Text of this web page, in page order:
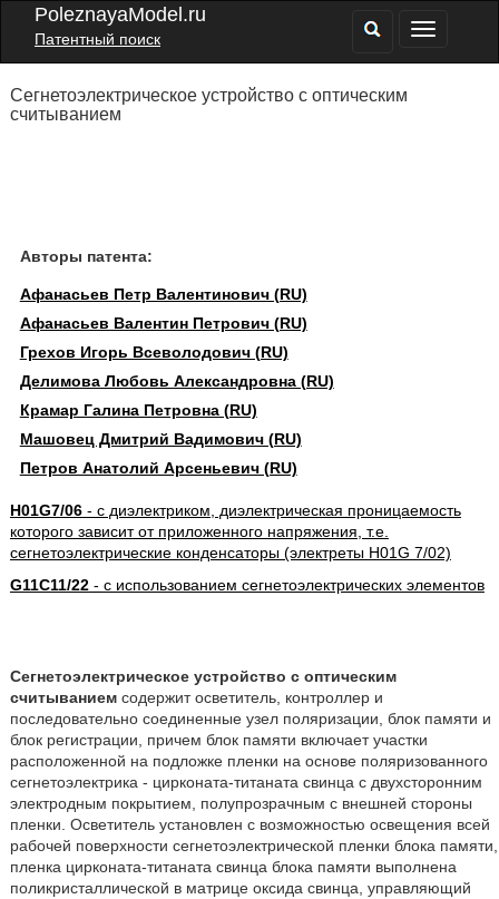
PoleznayaModel.ru
Патентный поиск
Сегнетоэлектрическое устройство с оптическим
считыванием
Авторы патента:
Афанасьев Петр Валентинович (RU)
Афанасьев Валентин Петрович (RU)
Грехов Игорь Всеволодович (RU)
Делимова Любовь Александровна (RU)
Крамар Галина Петровна (RU)
Машовец Дмитрий Вадимович (RU)
Петров Анатолий Арсеньевич (RU)
H01G7/06- с диэлектриком, диэлектрическая проницаемость
которого зависит от приложенного напряжения, т.е.
сегнетоэлектрические конденсаторы (электреты H01G 7/02)
G11C11/22- с использованием сегнетоэлектрических элементов
Сегнетоэлектрическое устройство с оптическим
считываниемсодержит осветитель, контроллер и
последовательно соединенные узел поляризации, блок памяти и
блок регистрации, причем блок памяти включает участки
расположенной на подложке пленки на основе поляризованного
сегнетоэлектрика - цирконата-титаната свинца с двухсторонним
электродным покрытием, полупрозрачным с внешней стороны
пленки. Осветитель установлен с возможностью освещения всей
рабочей поверхности сегнетоэлектрической пленки блока памяти,
пленка цирконата-титаната свинца блока памяти выполнена
поликристаллической в матрице оксида свинца, управляющий